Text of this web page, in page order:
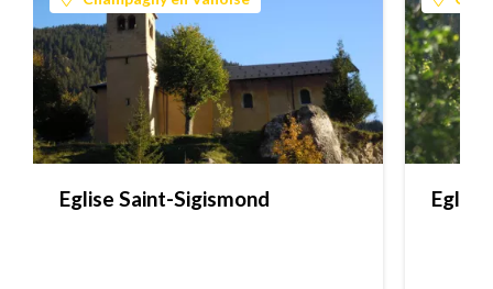
Eglise Saint-Sigismond